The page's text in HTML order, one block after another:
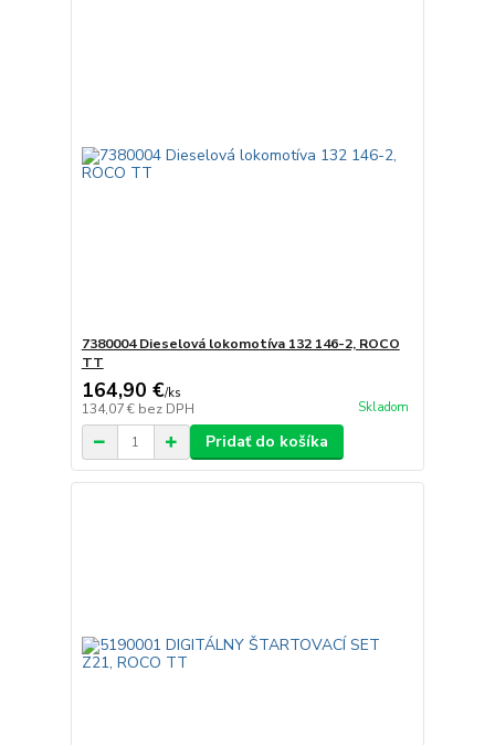
7380004 Dieselová lokomotíva 132 146-2, ROCO
TT
164,90 €/ks
134,07 € bez DPH Skladom
Pridať do košíka